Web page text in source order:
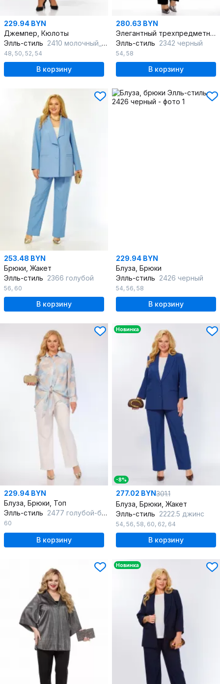
229.94 BYN
Джемпер, Кюлоты
Элль-стиль 2410 молочный_черный
48, 50, 52, 54
В корзину
280.63 BYN
Элегантный трехпредметный костюм из вискозы с объемным цветком ручной работы
Элль-стиль 2342 черный
54, 58
В корзину
253.48 BYN
Брюки, Жакет
Элль-стиль 2366 голубой
56, 60
В корзину
229.94 BYN
Блуза, Брюки
Элль-стиль 2426 черный
54, 56, 58
В корзину
229.94 BYN
Блуза, Брюки, Топ
Элль-стиль 2477 голубой-белый
60
В корзину
Новинка
-8%
277.02 BYN301.1
Блуза, Брюки, Жакет
Элль-стиль 2222.5 джинс
54, 56, 58, 60, 62, 64
В корзину
Новинка